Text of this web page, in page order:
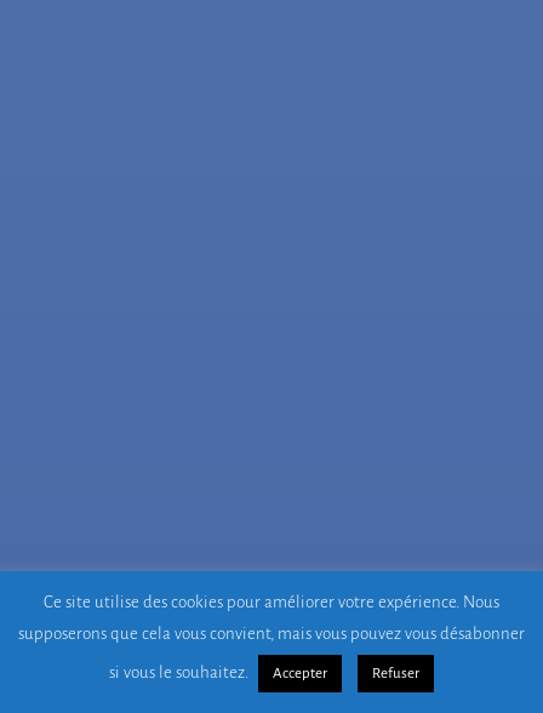
Ce site utilise des cookies pour améliorer votre expérience. Nous
supposerons que cela vous convient, mais vous pouvez vous désabonner
si vous le souhaitez. Accepter Refuser